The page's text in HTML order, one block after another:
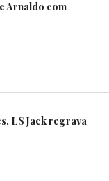
Arnaldo com
LS Jack regrava